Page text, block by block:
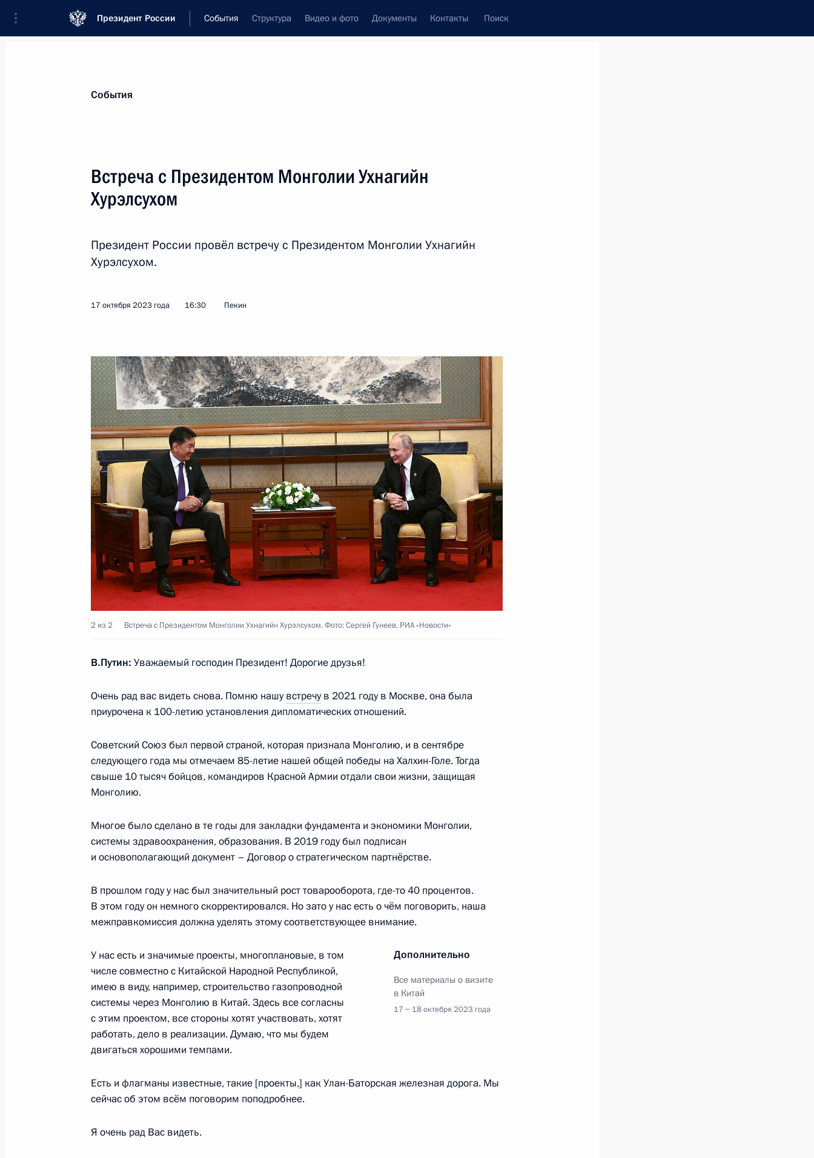
Президент России События Структура Видео и фото Документы Контакты Поиск
Новости
Встреча с губернатором Пермского края Дмитрием Махониным
19 октября 2023 года, 16:05 Пермь
Осмотр презентаций «Спорт – стране» и открытие спортивных
объектов в регионах России
19 октября 2023 года, 13:35 Пермь
4
Международный форум «Россия – спортивная держава»
19 октября 2023 года, 12:40 Пермь
18 октября 2023 года, среда
Пресс-конференция по итогам визита в Китай
Российско-китайские переговоры
18 октября 2023 года, 09:55
Международный форум «Один пояс, один путь»
18 октября 2023 года, 06:35
9
17 октября 2023 года, вторник
и Президентом Узбекистана
Интервью телеканалу «Россия»
17 октября 2023 года, 20:00 Пекин
Встреча с исполняющим обязанности Премьер-министра
17 октября 2023 года, 18:35 Пекин
Встреча с Президентом Лаоса Тхонглуном Сисулитом
События
Встреча с Президентом Монголии Ухнагийн
Хурэлсухом
Президент России провёл встречу с Президентом Монголии Ухнагийн
Хурэлсухом.
17 октября 2023 года 16:30 Пекин
2 из 2 Встреча с Президентом Монголии Ухнагийн Хурэлсухом. Фото: Сергей Гунеев, РИА «Новости»
В.Путин: Уважаемый господин Президент! Дорогие друзья!
Очень рад вас видеть снова. Помню нашувстречув 2021 году в Москве, она была
приурочена к 100-летию установления дипломатических отношений.
Советский Союз был первой страной, которая признала Монголию, и в сентябре
следующего года мы отмечаем 85-летие нашей общей победы на Халхин-Голе. Тогда
свыше 10 тысяч бойцов, командиров Красной Армии отдали свои жизни, защищая
Монголию.
Многое было сделано в те годы для закладки фундамента и экономики Монголии,
системы здравоохранения, образования. В 2019 году был подписан
и основополагающий документ – Договор о стратегическом партнёрстве.
В прошлом году у нас был значительный рост товарооборота, где-то 40 процентов.
В этом году он немного скорректировался. Но зато у нас есть о чём поговорить, наша
межправкомиссия должна уделять этому соответствующее внимание.
Дополнительно
Все материалы о визите
в Китай
17 − 18 октября 2023 года
У нас есть и значимые проекты, многоплановые, в том
числе совместно с Китайской Народной Республикой,
имею в виду, например, строительство газопроводной
системы через Монголию в Китай. Здесь все согласны
с этим проектом, все стороны хотят участвовать, хотят
работать, дело в реализации. Думаю, что мы будем
двигаться хорошими темпами.
Есть и флагманы известные, такие [проекты,] как Улан-Баторская железная дорога. Мы
сейчас об этом всём поговорим поподробнее.
Я очень рад Вас видеть.